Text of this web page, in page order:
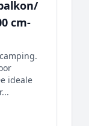
cm-
ideale